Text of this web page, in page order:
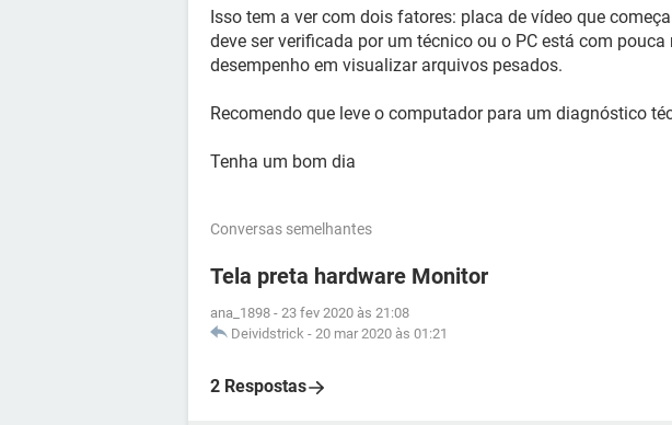
Isso tem a ver com dois fatores: placa de vídeo que
deve ser verificada por um técnico ou o PC está com
desempenho em visualizar arquivos pesados.
Recomendo que leve o computador para um diagnóstico
Tenha um bom dia
Conversas semelhantes
Tela preta hardware Monitor
ana_1898 - 23 fev 2020 às 21:08
Deividstrick - 20 mar 2020 às 01:21
2 Respostas